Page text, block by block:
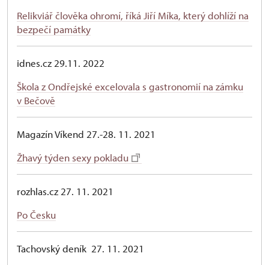
Relikviář člověka ohromí, říká Jiří Míka, který dohlíží na
bezpečí památky
idnes.cz 29.11. 2022
Škola z Ondřejské excelovala s gastronomií na zámku
v Bečově
Magazín Víkend 27.-28. 11. 2021
Žhavý týden sexy pokladu
rozhlas.cz 27. 11. 2021
Po Česku
Tachovský deník 27. 11. 2021